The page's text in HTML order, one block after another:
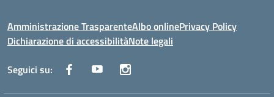
Amministrazione TrasparenteAlbo onlinePrivacy Policy
Dichiarazione di accessibilitàNote legali
Seguici su: